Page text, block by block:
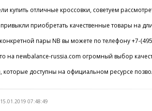
купить отличные кроссовки, советуем
приобретать качественные товары на
пары NB вы можете по телефону +7-
на newbalance-russia.com огромный выбор
которые доступны на официальном ресурсе
15.01.2019 07:48:49